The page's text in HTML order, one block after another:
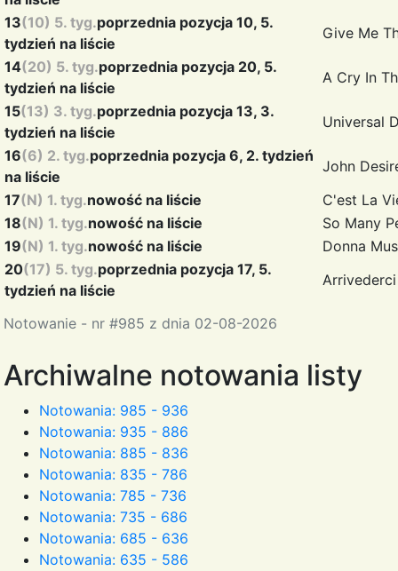
Notowanie - nr #985 z dnia 02-08-2026
13(10) 5. tyg.poprzednia pozycja 10, 5.
tydzień na liście
Give Me
14(20) 5. tyg.poprzednia pozycja 20, 5.
tydzień na liście
A Cry In
15(13) 3. tyg.poprzednia pozycja 13, 3.
tydzień na liście
Universal
16(6) 2. tyg.poprzednia pozycja 6, 2. tydzień
na liście
John
17(N) 1. tyg.nowość na liście
C'est La
18(N) 1. tyg.nowość na liście
So Many
19(N) 1. tyg.nowość na liście
Donna
20(17) 5. tyg.poprzednia pozycja 17, 5.
tydzień na liście
Archiwalne notowania listy
Notowania: 985 - 936
Notowania: 935 - 886
Notowania: 885 - 836
Notowania: 835 - 786
Notowania: 785 - 736
Notowania: 735 - 686
Notowania: 685 - 636
Notowania: 635 - 586